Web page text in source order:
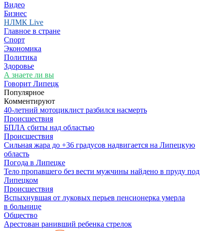
Видео
Бизнес
НЛМК Live
Главное в стране
Спорт
Экономика
Политика
Здоровье
А знаете ли вы
Говорит Липецк
Популярное
Комментируют
40-летний мотоциклист разбился насмерть
Происшествия
БПЛА сбиты над областью
Происшествия
Сильная жара до +36 градусов надвигается на Липецкую
область
Погода в Липецке
Тело пропавшего без вести мужчины найдено в пруду под
Липецком
Происшествия
Вспыхнувшая от луковых перьев пенсионерка умерла
в больнице
Общество
Арестован ранивший ребенка стрелок